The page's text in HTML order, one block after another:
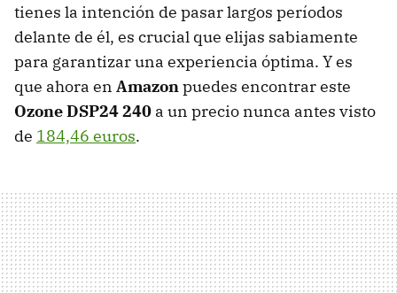
tienes la intención de pasar largos períodos
delante de él, es crucial que elijas sabiamente
para garantizar una experiencia óptima. Y es
que ahora en Amazonpuedes encontrar este
Ozone DSP24 240 a un precio nunca antes visto
de 184,46 euros.